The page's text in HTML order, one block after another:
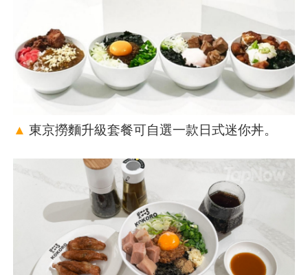
▲ 東京撈麵升級套餐可自選一款日式迷你丼。